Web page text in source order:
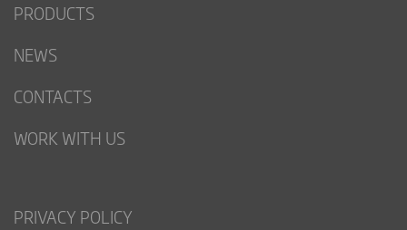
PRODUCTS
NEWS
CONTACTS
WORK WITH US
PRIVACY POLICY